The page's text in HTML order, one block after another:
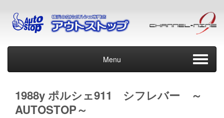
Menu
1988y ポルシェ911 シフレバー ～
AUTOSTOP～